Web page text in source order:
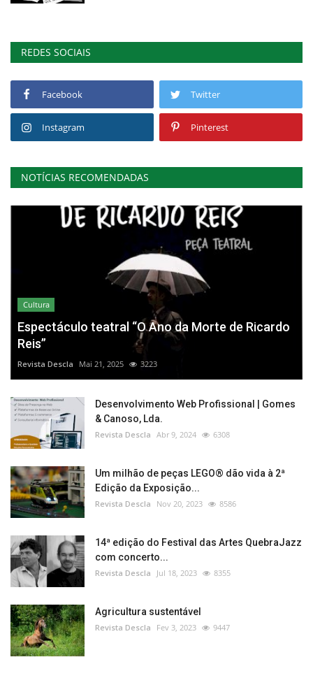
REDES SOCIAIS
Facebook Twitter
Instagram Pinterest
NOTÍCIAS RECOMENDADAS
Cultura
Espectáculo teatral “O Ano da Morte de Ricardo
Reis”
Revista Descla Mai 21, 2025 3223
Desenvolvimento Web Profissional | Gomes
& Canoso, Lda.
Revista Descla Abr 9, 2024 6308
Um milhão de peças LEGO® dão vida à 2ª
Edição da Exposição...
Revista Descla Nov 20, 2023 8586
14ª edição do Festival das Artes QuebraJazz
com concerto...
Revista Descla Jul 18, 2023 8355
Agricultura sustentável
Revista Descla Fev 3, 2023 9447